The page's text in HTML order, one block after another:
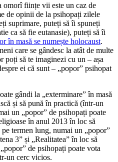
omorî ființe vii este un caz de
de opinii de la psihopați zilele
suprimare, puteți să îi spuneți
ca să fie eutanasie), puteți să îi
în masă se numește holocaust.
care se gândesc la atât de multe
poți să te imaginezi cu un – așa
ei că sunt – „popor” psihopat
gândi la „exterminare” în masă
și să pună în practică (într-un
un „popor” de psihopați poate
în anul 2013 în loc să
termen lung, numai un „popor”
3” și „Realitatea” în loc să
de psihopați poate vota
un cerc vicios.